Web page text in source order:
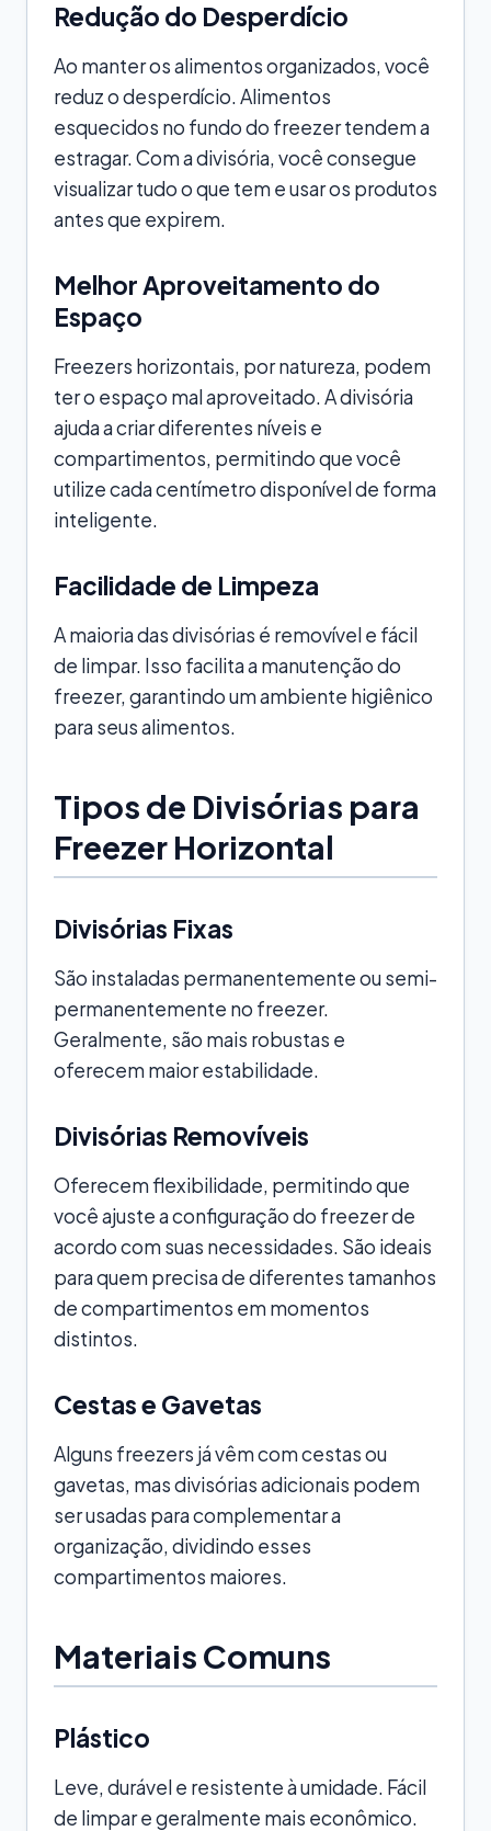
Redução do Desperdício
Ao manter os alimentos organizados, você
reduz o desperdício. Alimentos
esquecidos no fundo do freezer tendem a
estragar. Com a divisória, você consegue
visualizar tudo o que tem e usar os produtos
antes que expirem.
Melhor Aproveitamento do
Espaço
Freezers horizontais, por natureza, podem
ter o espaço mal aproveitado. A divisória
ajuda a criar diferentes níveis e
compartimentos, permitindo que você
utilize cada centímetro disponível de forma
inteligente.
Facilidade de Limpeza
A maioria das divisórias é removível e fácil
de limpar. Isso facilita a manutenção do
freezer, garantindo um ambiente higiênico
para seus alimentos.
Tipos de Divisórias para
Freezer Horizontal
Divisórias Fixas
São instaladas permanentemente ou semi-
permanentemente no freezer.
Geralmente, são mais robustas e
oferecem maior estabilidade.
Divisórias Removíveis
Oferecem flexibilidade, permitindo que
você ajuste a configuração do freezer de
acordo com suas necessidades. São ideais
para quem precisa de diferentes tamanhos
de compartimentos em momentos
distintos.
Cestas e Gavetas
Alguns freezers já vêm com cestas ou
gavetas, mas divisórias adicionais podem
ser usadas para complementar a
organização, dividindo esses
compartimentos maiores.
Materiais Comuns
Plástico
Leve, durável e resistente à umidade. Fácil
de limpar e geralmente mais econômico.